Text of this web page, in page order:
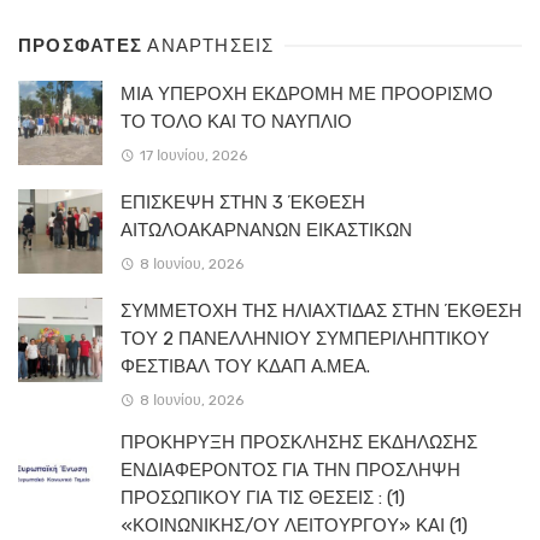
ΠΡΟΣΦΑΤΕΣΑΝΑΡΤΗΣΕΙΣ
ΜΙΑ ΥΠΕΡΟΧΗ ΕΚΔΡΟΜΗ ΜΕ ΠΡΟΟΡΙΣΜΟ
ΤΟ ΤΟΛΟ ΚΑΙ ΤΟ ΝΑΥΠΛΙΟ
17 Ιουνίου, 2026
ΕΠΙΣΚΕΨΗ ΣΤΗΝ 3 ΈΚΘΕΣΗ
ΑΙΤΩΛΟΑΚΑΡΝΑΝΩΝ ΕΙΚΑΣΤΙΚΩΝ
8 Ιουνίου, 2026
ΣΥΜΜΕΤΟΧΗ ΤΗΣ ΗΛΙΑΧΤΙΔΑΣ ΣΤΗΝ ΈΚΘΕΣΗ
ΤΟΥ 2 ΠΑΝΕΛΛΗΝΙΟΥ ΣΥΜΠΕΡΙΛΗΠΤΙΚΟΥ
ΦΕΣΤΙΒΑΛ ΤΟΥ ΚΔΑΠ Α.ΜΕΑ.
8 Ιουνίου, 2026
ΠΡΟΚΗΡΥΞΗ ΠΡΟΣΚΛΗΣΗΣ ΕΚΔΗΛΩΣΗΣ
ΕΝΔΙΑΦΕΡΟΝΤΟΣ ΓΙΑ ΤΗΝ ΠΡΟΣΛΗΨΗ
ΠΡΟΣΩΠΙΚΟΥ ΓΙΑ ΤΙΣ ΘΕΣΕΙΣ : (1)
«ΚΟΙΝΩΝΙΚΗΣ/ΟΥ ΛΕΙΤΟΥΡΓΟΥ» ΚΑΙ (1)